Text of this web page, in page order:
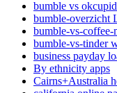
bumble vs
bumble-overzicht
bumble-vs-coffee-
bumble-vs-tinder
business payday
By ethnicity apps
Cairns+Australia